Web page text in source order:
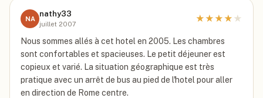
NA
nathy33
juillet 2007
★★★★ ★
Nous sommes allés à cet hotel en 2005. Les chambres
sont confortables et spacieuses. Le petit déjeuner est
copieux et varié. La situation géographique est très
pratique avec un arrêt de bus au pied de l'hotel pour aller
en direction de Rome centre.